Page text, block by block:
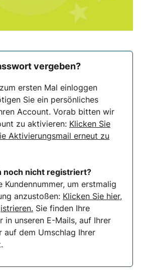
vergeben?
ersten Mal einloggen
Sie ein persönliches
Account. Vorab bitten wir
zu aktivieren: Klicken Sie
Aktivierungsmail erneut zu
noch nicht registriert?
Kundennummer, um erstmalig
anzustoßen: Klicken Sie hier,
Sie finden Ihre
in unseren E-Mails, auf Ihrer
auf dem Umschlag Ihrer